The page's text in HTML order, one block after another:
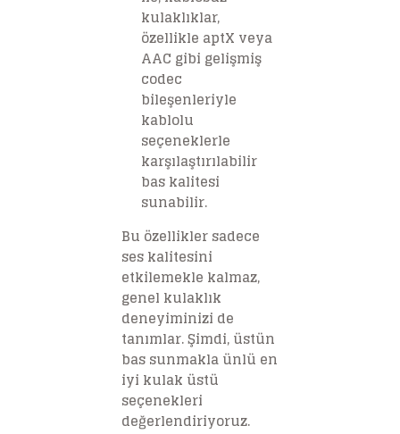
kulaklıklar,
özellikle aptX veya
AAC gibi gelişmiş
codec
bileşenleriyle
kablolu
seçeneklerle
karşılaştırılabilir
bas kalitesi
sunabilir.
Bu özellikler sadece
ses kalitesini
etkilemekle kalmaz,
genel kulaklık
deneyiminizi de
tanımlar. Şimdi, üstün
bas sunmakla ünlü en
iyi kulak üstü
seçenekleri
değerlendiriyoruz.